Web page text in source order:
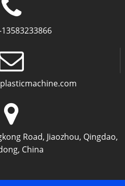
Road, Jiaozhou, Qingdao,
China